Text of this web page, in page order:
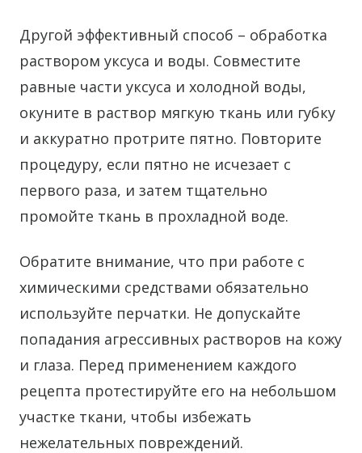
Другой эффективный способ – обработка
раствором уксуса и воды. Совместите
равные части уксуса и холодной воды,
окуните в раствор мягкую ткань или губку
и аккуратно протрите пятно. Повторите
процедуру, если пятно не исчезает с
первого раза, и затем тщательно
промойте ткань в прохладной воде.
Обратите внимание, что при работе с
химическими средствами обязательно
используйте перчатки. Не допускайте
попадания агрессивных растворов на кожу
и глаза. Перед применением каждого
рецепта протестируйте его на небольшом
участке ткани, чтобы избежать
нежелательных повреждений.